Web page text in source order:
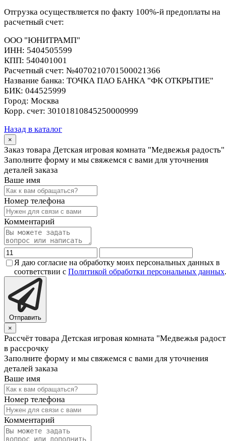
Отгрузка осуществляется по факту 100%-й предоплаты на
расчетный счет:
ООО "ЮНИТРАМП"
ИНН: 5404505599
КПП: 540401001
Расчетный счет: №4070210701500021366
Название банка: ТОЧКА ПАО БАНКА "ФК ОТКРЫТИЕ"
БИК: 044525999
Город: Москва
Корр. счет: 30101810845250000999
Назад в каталог
×
Заказ товара Детская игровая комната "Медвежья радость"
Заполните форму и мы свяжемся с вами для уточнения
деталей заказа
Ваше имя
Номер телефона
Комментарий
Я даю согласие на обработку моих персональных данных в
соответствии с Политикой обработки персональных данных.
Отправить
×
Рассчёт товара Детская игровая комната "Медвежья
в рассрочку
Заполните форму и мы свяжемся с вами для уточнения
деталей заказа
Ваше имя
Номер телефона
Комментарий